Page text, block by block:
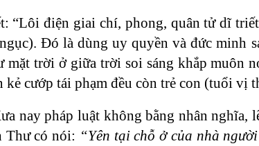
“Lôi điện giai chí, phong, quân tử dĩ
Đó là dùng uy quyền và đức minh
mặt trời ở giữa trời soi sáng khắp muôn
kẻ cướp tái phạm đều còn trẻ con (tuổi
nay pháp luật không bằng nhân
Thư có nói: “Yên tại chỗ ở của nhà